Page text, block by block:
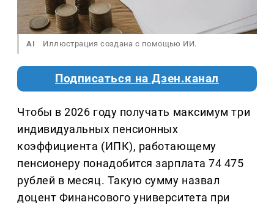
AI Иллюстрация создана с помощью ИИ.
Подписаться на Дзен.канал
Чтобы в 2026 году получать максимум три
индивидуальных пенсионных
коэффициента (ИПК), работающему
пенсионеру понадобится зарплата 74 475
рублей в месяц. Такую сумму назвал
доцент Финансового университета при